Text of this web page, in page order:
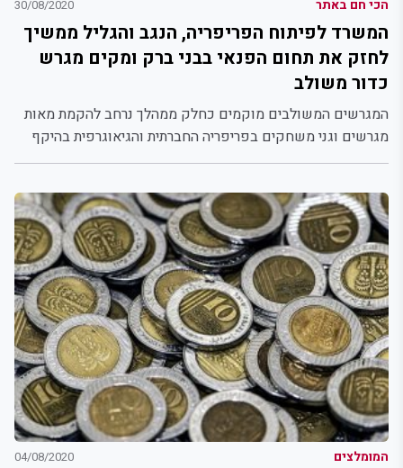
הכי חם באתר 30/08/2020
המשרד לפיתוח הפריפריה, הנגב והגליל ממשיך
לחזק את תחום הפנאי בבני ברק ומקים מגרש
כדור משולב
המגרשים המשולבים מוקמים כחלק ממהלך נרחב להקמת מאות
מגרשים וגני משחקים בפריפריה החברתית והגיאוגרפית בהיקף
של כ- 100...
המומלצים 04/08/2020